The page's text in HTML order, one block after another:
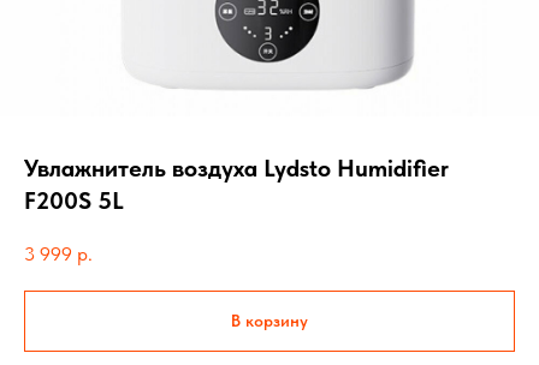
Увлажнитель воздуха Lydsto Humidifier
F200S 5L
3 999 р.
В корзину